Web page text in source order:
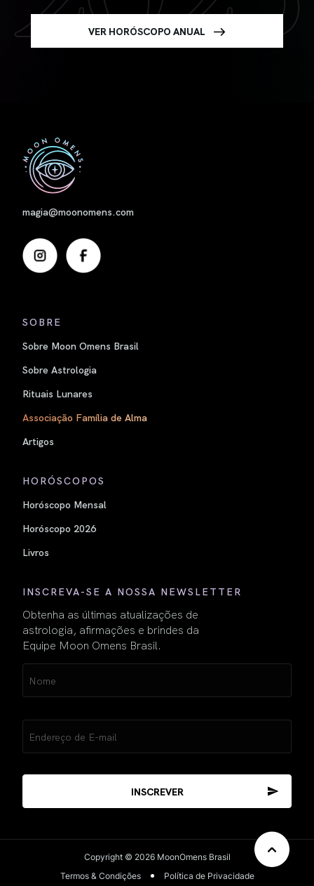
VER HORÓSCOPO ANUAL
magia@moonomens.com
SOBRE
Sobre Moon Omens Brasil
Sobre Astrologia
Rituais Lunares
Associação Família de Alma
Artigos
HORÓSCOPOS
Horóscopo Mensal
Horóscopo 2026
Livros
INSCREVA-SE A NOSSA NEWSLETTER
Obtenha as últimas atualizações de
astrologia, afirmações e brindes da
Equipe Moon Omens Brasil.
(obrigatório)
Nome
(obrigatório)
Copyright © 2026 MoonOmens Brasil
Termos & Condições
Política de Privacidade